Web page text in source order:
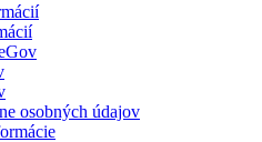
osobných údajov